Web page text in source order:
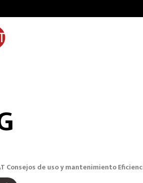
Consejos de uso y mantenimiento